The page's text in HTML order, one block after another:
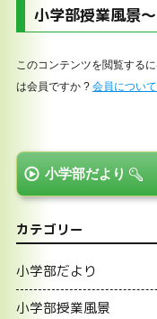
小学部授業風景
このコンテンツを閲覧する
は会員ですか ? 会員について
小学部だより
カテゴリー
小学部だより
小学部授業風景